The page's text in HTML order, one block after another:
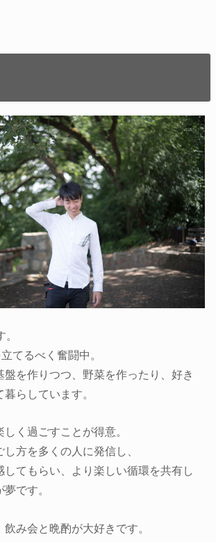
てるべく奮闘中。
盤を作りつつ、野菜を作ったり、好き
らしています。
く過ごすことが得意。
方を多くの人に発信し、
してもらい、より楽しい循環を共有し
です。
飲み会と晩酌が大好きです。